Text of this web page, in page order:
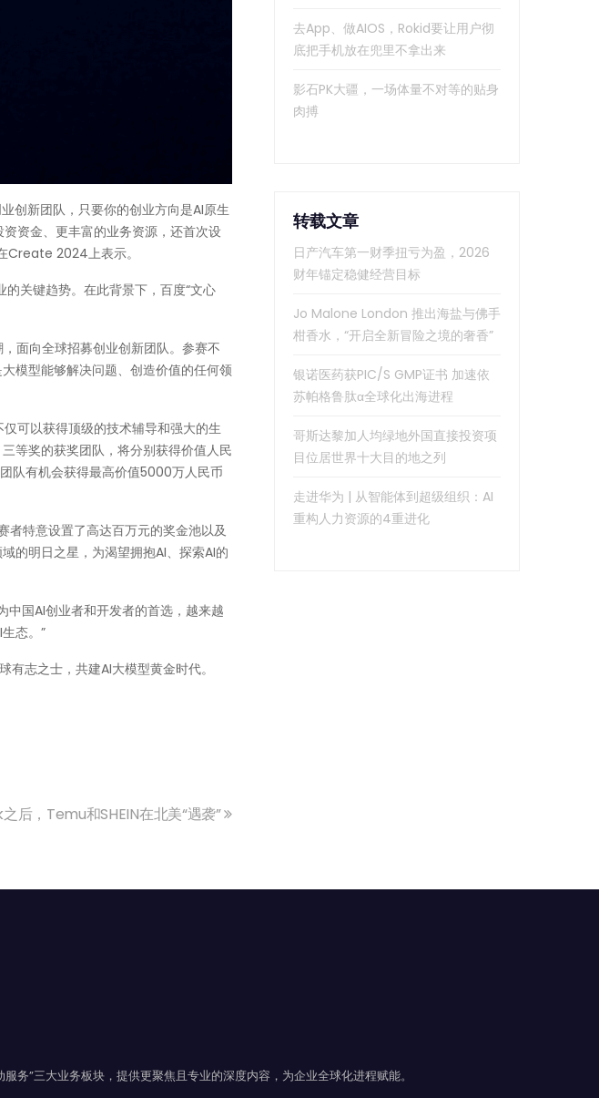
创新团队，只要你的创业方向是AI原生
资金、更丰富的业务资源，还首次设
Create 2024上表示。
关键趋势。在此背景下，百度“文心
面向全球招募创业创新团队。参赛不
模型能够解决问题、创造价值的任何领
可以获得顶级的技术辅导和强大的生
等奖的获奖团队，将分别获得价值人民
队有机会获得最高价值5000万人民币
者特意设置了高达百万元的奖金池以及
的明日之星，为渴望拥抱AI、探索AI的
中国AI创业者和开发者的首选，越来越
态。”
志之士，共建AI大模型黄金时代。
后，Temu和SHEIN在北美“遇袭”
去App、做AIOS，Rokid要让用户彻
底把手机放在兜里不拿出来
影石PK大疆，一场体量不对等的贴身
肉搏
转载文章
日产汽车第一财季扭亏为盈，2026
财年锚定稳健经营目标
Jo Malone London 推出海盐与佛手
柑香水，“开启全新冒险之境的奢香”
银诺医药获PIC/S GMP证书 加速依
苏帕格鲁肽α全球化出海进程
哥斯达黎加人均绿地外国直接投资项
目位居世界十大目的地之列
走进华为 | 从智能体到超级组织：AI
重构人力资源的4重进化
务”三大业务板块，提供更聚焦且专业的深度内容，为企业全球化进程赋能。